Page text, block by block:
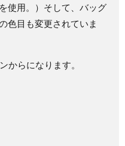
使用。）そして、バッグ
色目も変更されていま
からになります。